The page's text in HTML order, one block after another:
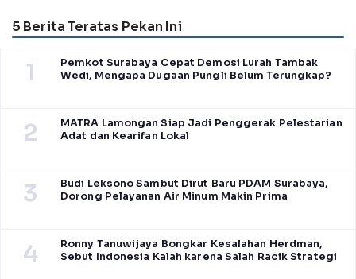
5 Berita Teratas Pekan Ini
1
Pemkot Surabaya Cepat Demosi Lurah Tambak
Wedi, Mengapa Dugaan Pungli Belum Terungkap?
2
MATRA Lamongan Siap Jadi Penggerak Pelestarian
Adat dan Kearifan Lokal
3
Budi Leksono Sambut Dirut Baru PDAM Surabaya,
Dorong Pelayanan Air Minum Makin Prima
4
Ronny Tanuwijaya Bongkar Kesalahan Herdman,
Sebut Indonesia Kalah karena Salah Racik Strategi